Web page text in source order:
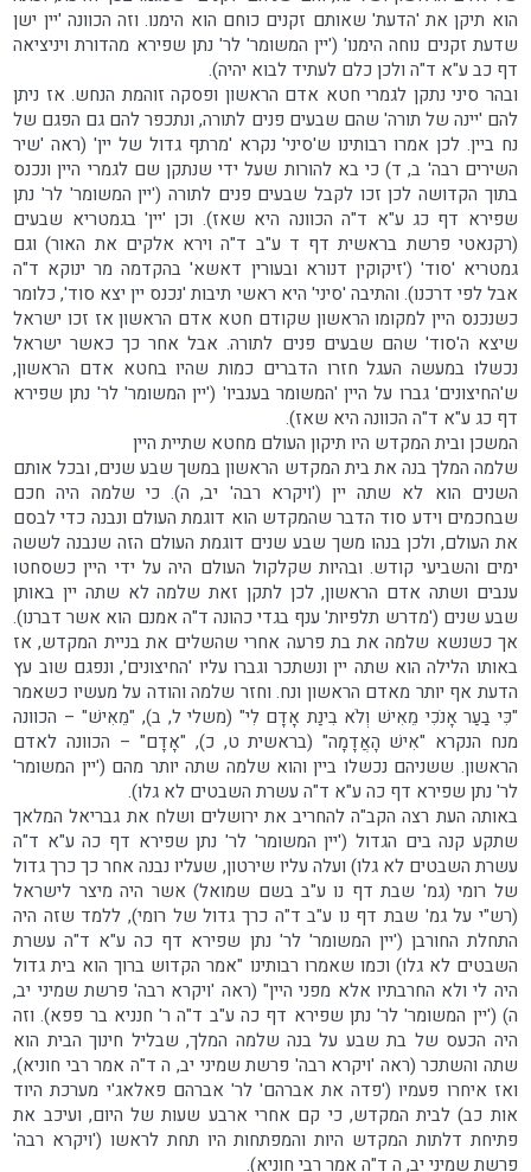
הוא תיקן את 'הדעת' שאותם זקנים כוחם הוא הימנו. וזה הכוונה 'יין ישן
שדעת זקנים נוחה הימנו' ('יין המשומר' לר' נתן שפירא מהדורת ויניציאה
דף כב ע"א ד"ה ולכן כלם לעתיד לבוא יהיה).
ובהר סיני נתקן לגמרי חטא אדם הראשון ופסקה זוהמת הנחש. אז ניתן
להם 'יינה של תורה' שהם שבעים פנים לתורה, ונתכפר להם גם הפגם של
נח ביין. לכן אמרו רבותינו ש'סיני' נקרא 'מרתף גדול של יין' (ראה 'שיר
השירים רבה' ב, ד) כי בא להורות שעל ידי שנתקן שם לגמרי היין ונכנס
בתוך הקדושה לכן זכו לקבל שבעים פנים לתורה ('יין המשומר' לר' נתן
שפירא דף כג ע"א ד"ה הכוונה היא שאז). וכן 'יין' בגמטריא שבעים
(רקנאטי פרשת בראשית דף ד ע"ב ד"ה וירא אלקים את האור) וגם
גמטריא 'סוד' ('זיקוקין דנורא ובעורין דאשא' בהקדמה מר ינוקא ד"ה
אבל לפי דרכנו). והתיבה 'סיני' היא ראשי תיבות 'נכנס יין יצא סוד', כלומר
כשנכנס היין למקומו הראשון שקודם חטא אדם הראשון אז זכו ישראל
שיצא ה'סוד' שהם שבעים פנים לתורה. אבל אחר כך כאשר ישראל
נכשלו במעשה העגל חזרו הדברים כמות שהיו בחטא אדם הראשון,
ש'החיצונים' גברו על היין 'המשומר בענביו' ('יין המשומר' לר' נתן שפירא
דף כג ע"א ד"ה הכוונה היא שאז).
המשכן ובית המקדש היו תיקון העולם מחטא שתיית היין
שלמה המלך בנה את בית המקדש הראשון במשך שבע שנים, ובכל אותם
השנים הוא לא שתה יין ('ויקרא רבה' יב, ה). כי שלמה היה חכם
שבחכמים וידע סוד הדבר שהמקדש הוא דוגמת העולם ונבנה כדי לבסם
את העולם, ולכן בנהו משך שבע שנים דוגמת העולם הזה שנבנה לששה
ימים והשביעי קודש. ובהיות שקלקול העולם היה על ידי היין כשסחטו
ענבים ושתה אדם הראשון, לכן לתקן זאת שלמה לא שתה יין באותן
שבע שנים ('מדרש תלפיות' ענף בגדי כהונה ד"ה אמנם הוא אשר דברנו).
אך כשנשא שלמה את בת פרעה אחרי שהשלים את בניית המקדש, אז
באותו הלילה הוא שתה יין ונשתכר וגברו עליו 'החיצונים', ונפגם שוב עץ
הדעת אף יותר מאדם הראשון ונח. וחזר שלמה והודה על מעשיו כשאמר
"כִּי בַעַר אָנֹכִי מֵאִישׁ וְלֹא בִינַת אָדָם לִי" (משלי ל, ב), "מֵאִישׁ" – הכוונה
מנח הנקרא "אִישׁ הָאֲדָמָה" (בראשית ט, כ), "אָדָם" – הכוונה לאדם
הראשון. ששניהם נכשלו ביין והוא שלמה שתה יותר מהם ('יין המשומר'
לר' נתן שפירא דף כה ע"א ד"ה עשרת השבטים לא גלו).
באותה העת רצה הקב"ה להחריב את ירושלים ושלח את גבריאל המלאך
שתקע קנה בים הגדול ('יין המשומר' לר' נתן שפירא דף כה ע"א ד"ה
עשרת השבטים לא גלו) ועלה עליו שירטון, שעליו נבנה אחר כך כרך גדול
של רומי (גמ' שבת דף נו ע"ב בשם שמואל) אשר היה מיצר לישראל
(רש"י על גמ' שבת דף נו ע"ב ד"ה כרך גדול של רומי), ללמד שזה היה
התחלת החורבן ('יין המשומר' לר' נתן שפירא דף כה ע"א ד"ה עשרת
השבטים לא גלו) וכמו שאמרו רבותינו "אמר הקדוש ברוך הוא בית גדול
היה לי ולא החרבתיו אלא מפני היין" (ראה 'ויקרא רבה' פרשת שמיני יב,
ה) ('יין המשומר' לר' נתן שפירא דף כה ע"ב ד"ה ר' חנניא בר פפא). וזה
היה הכעס של בת שבע על בנה שלמה המלך, שבליל חינוך הבית הוא
שתה והשתכר (ראה 'ויקרא רבה' פרשת שמיני יב, ה ד"ה אמר רבי חוניא),
ואז איחרו פעמיו ('פדה את אברהם' לר' אברהם פאלאג'י מערכת היוד
אות כב) לבית המקדש, כי קם אחרי ארבע שעות של היום, ועיכב את
פתיחת דלתות המקדש היות והמפתחות היו תחת לראשו ('ויקרא רבה'
פרשת שמיני יב, ה ד"ה אמר רבי חוניא).